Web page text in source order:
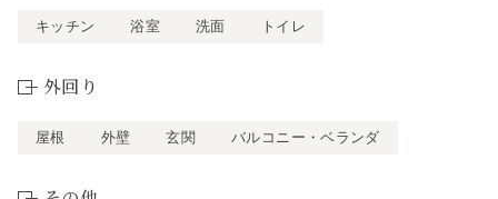
キッチン 浴室 洗面 トイレ
外回り
屋根 外壁 玄関 バルコニー・ベランダ